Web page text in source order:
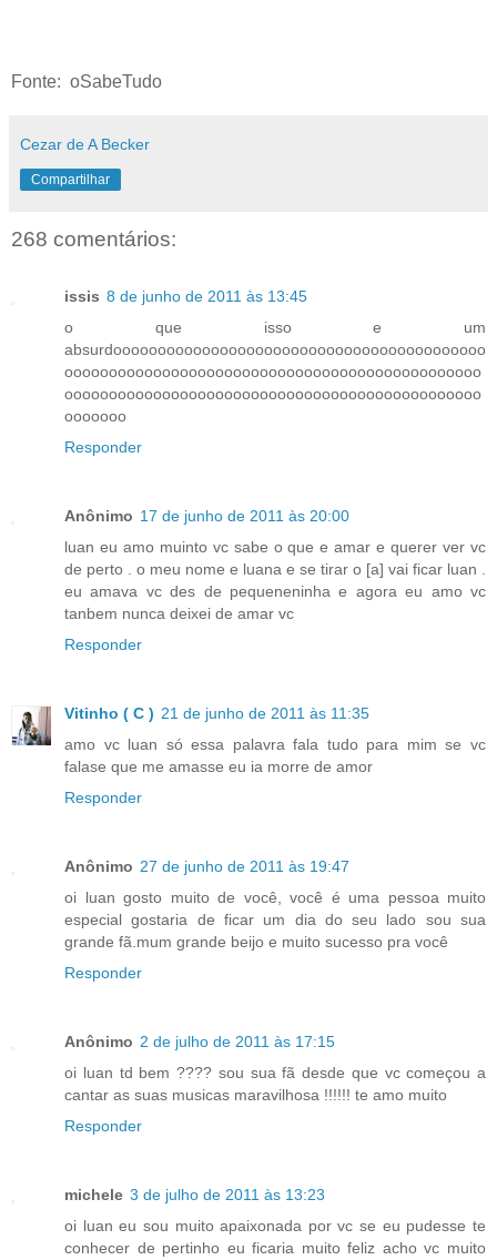
Fonte: oSabeTudo
Cezar de A Becker
Compartilhar
268 comentários:
issis 8 de junho de 2011 às 13:45
o que isso e um
absurdoooooooooooooooooooooooooooooooooooooooooo
ooooooooooooooooooooooooooooooooooooooooooooooo
ooooooooooooooooooooooooooooooooooooooooooooooo
ooooooo
Responder
Anônimo 17 de junho de 2011 às 20:00
luan eu amo muinto vc sabe o que e amar e querer ver vc
de perto . o meu nome e luana e se tirar o [a] vai ficar luan .
eu amava vc des de pequeneninha e agora eu amo vc
tanbem nunca deixei de amar vc
Responder
Vitinho ( C ) 21 de junho de 2011 às 11:35
amo vc luan só essa palavra fala tudo para mim se vc
falase que me amasse eu ia morre de amor
Responder
Anônimo 27 de junho de 2011 às 19:47
oi luan gosto muito de você, você é uma pessoa muito
especial gostaria de ficar um dia do seu lado sou sua
grande fã.mum grande beijo e muito sucesso pra você
Responder
Anônimo 2 de julho de 2011 às 17:15
oi luan td bem ???? sou sua fã desde que vc começou a
cantar as suas musicas maravilhosa !!!!!! te amo muito
Responder
michele 3 de julho de 2011 às 13:23
oi luan eu sou muito apaixonada por vc se eu pudesse te
conhecer de pertinho eu ficaria muito feliz acho vc muito